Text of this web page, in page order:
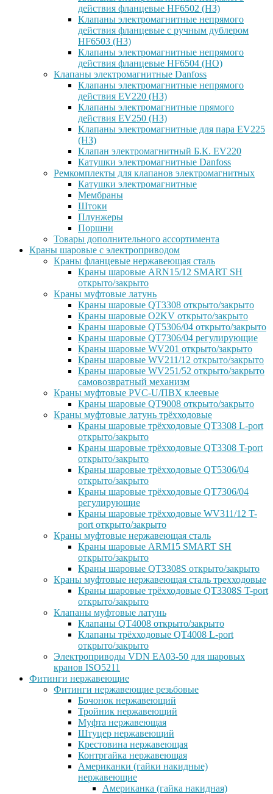
действия фланцевые HF6502 (НЗ)
Клапаны электромагнитные непрямого
действия фланцевые с ручным дублером
HF6503 (Н3)
Клапаны электромагнитные непрямого
действия фланцевые HF6504 (НО)
Клапаны электромагнитные Danfoss
Клапаны электромагнитные непрямого
действия EV220 (НЗ)
Клапаны электромагнитные прямого
действия EV250 (НЗ)
Клапаны электромагнитные для пара EV225
(НЗ)
Клапан электромагнитный Б.К. EV220
Катушки электромагнитные Danfoss
Ремкомплекты для клапанов электромагнитных
Катушки электромагнитные
Мембраны
Штоки
Плунжеры
Поршни
Товары дополнительного ассортимента
Краны шаровые с электроприводом
Краны фланцевые нержавеющая сталь
Краны шаровые ARN15/12 SMART SH
открыто/закрыто
Краны муфтовые латунь
Краны шаровые QT3308 открыто/закрыто
Краны шаровые O2KV открыто/закрыто
Краны шаровые QT5306/04 открыто/закрыто
Краны шаровые QT7306/04 регулирующие
Краны шаровые WV201 открыто/закрыто
Краны шаровые WV211/12 открыто/закрыто
Краны шаровые WV251/52 открыто/закрыто
самовозвратный механизм
Краны муфтовые PVC-U/ПВХ клеевые
Краны шаровые QT9008 открыто/закрыто
Краны муфтовые латунь трёхходовые
Краны шаровые трёхходовые QT3308 L-port
открыто/закрыто
Краны шаровые трёхходовые QT3308 T-port
открыто/закрыто
Краны шаровые трёхходовые QT5306/04
открыто/закрыто
Краны шаровые трёхходовые QT7306/04
регулирующие
Краны шаровые трёхходовые WV311/12 T-
port открыто/закрыто
Краны муфтовые нержавеющая сталь
Краны шаровые ARM15 SMART SH
открыто/закрыто
Краны шаровые QT3308S открыто/закрыто
Краны муфтовые нержавеющая сталь трехходовые
Краны шаровые трёхходовые QT3308S T-port
открыто/закрыто
Клапаны муфтовые латунь
Клапаны QT4008 открыто/закрыто
Клапаны трёхходовые QT4008 L-port
открыто/закрыто
Электроприводы VDN EA03-50 для шаровых
кранов ISO5211
Фитинги нержавеющие
Фитинги нержавеющие резьбовые
Бочонок нержавеющий
Тройник нержавеющий
Муфта нержавеющая
Штуцер нержавеющий
Крестовина нержавеющая
Контргайка нержавеющая
Американки (гайки накидные)
нержавеющие
Американка (гайка накидная)